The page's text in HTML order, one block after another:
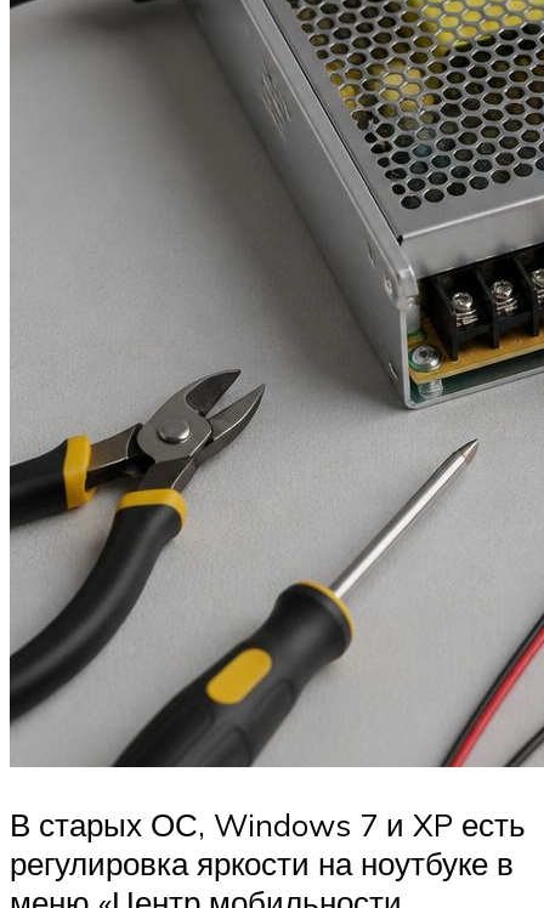
В старых ОС, Windows 7 и XP есть
регулировка яркости на ноутбуке в